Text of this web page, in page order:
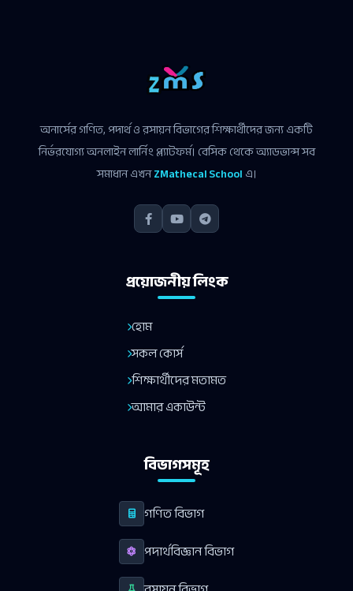
অনার্সের গণিত, পদার্থ ও রসায়ন বিভাগের শিক্ষার্থীদের জন্য একটি
নির্ভরযোগ্য অনলাইন লার্নিং প্ল্যাটফর্ম। বেসিক থেকে অ্যাডভান্স সব
সমাধান এখনZMathecal Schoolএ।
প্রয়োজনীয় লিংক
হোম
সকল কোর্স
শিক্ষার্থীদের মতামত
আমার একাউন্ট
বিভাগসমূহ
গণিত বিভাগ
পদার্থবিজ্ঞান বিভাগ